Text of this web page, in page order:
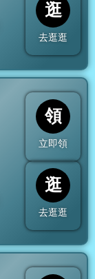
逛
去逛逛
領
立即領
逛
去逛逛